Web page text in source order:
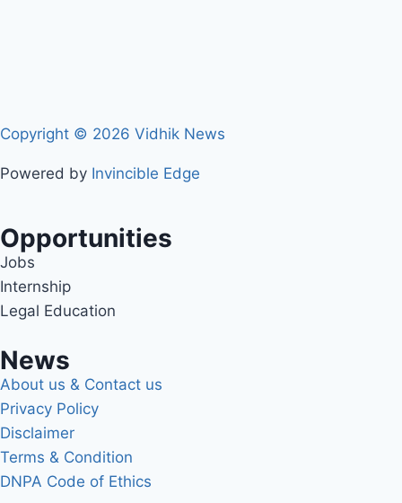
Copyright © 2026 Vidhik News
Powered by Invincible Edge
Opportunities
Jobs
Internship
Legal Education
News
About us & Contact us
Privacy Policy
Disclaimer
Terms & Condition
DNPA Code of Ethics